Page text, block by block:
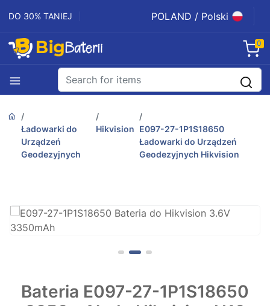
DO 30% TANIEJ POLAND / Polski
0
Ładowarki do
Urządzeń
Geodezyjnych
Hikvision E097-27-1P1S18650
Ładowarki do Urządzeń
Geodezyjnych Hikvision
Bateria E097-27-1P1S18650